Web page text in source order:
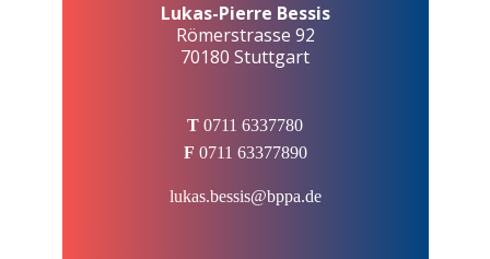
Lukas-Pierre Bessis
Römerstrasse 92
70180 Stuttgart
T 0711 6337780
F 0711 63377890
lukas.bessis@bppa.de